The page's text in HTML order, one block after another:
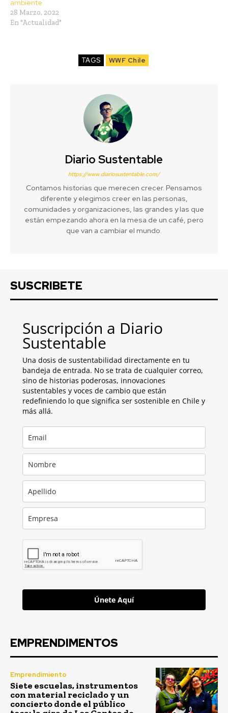
ambiente
28 Marzo, 2022
En "Actualidad"
TAGS WWF Chile
Diario Sustentable
https://www.diariosustentable.com/
Contamos historias que merecen crecer. Pensamos
diferente y elegimos creer en las personas,
comunidades y organizaciones, las grandes y las que
están empezando ahora en la mesa de un café, pero
que van a cambiar el mundo.
SUSCRIBETE
Suscripción a Diario
Sustentable
Una dosis de sustentabilidad directamente en tu
bandeja de entrada. No se trata de cualquier correo,
sino de historias poderosas, innovaciones
sustentables y voces de cambio que están
redefiniendo lo que significa ser sostenible en Chile y
más allá.
Únete Aquí
EMPRENDIMENTOS
Emprendimiento
Siete escuelas, instrumentos
con material reciclado y un
concierto donde el público